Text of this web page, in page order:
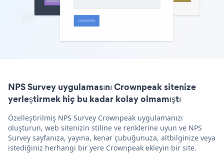
NPS Survey uygulamasını Crownpeak sitenize
yerleştirmek hiç bu kadar kolay olmamıştı
Özelleştirilmiş NPS Survey Crownpeak uygulamanızı
oluşturun, web sitenizin stiline ve renklerine uyun ve NPS
Survey sayfanıza, yayına, kenar çubuğunuza, altbilginize veya
istediğiniz herhangi bir yere Crownpeak ekleyin bir site.